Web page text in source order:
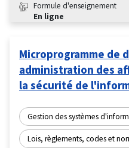
Formule d'enseignement
En ligne
Microprogramme de
administration des
la sécurité de
Gestion des systèmes
Lois, règlements, codes et